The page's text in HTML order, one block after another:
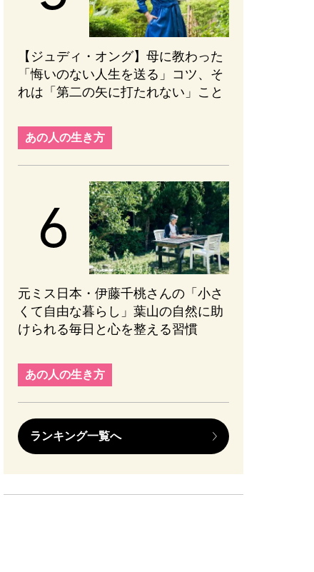
かれる【ネタ
#エンターテインメ
【ジュディ・オング】母に教わった
「悔いのない人生を送る」コツ、そ
れは「第二の矢に打たれない」こと
あの人の生き方
元ミス日本・伊藤千桃さんの「小さ
くて自由な暮らし」葉山の自然に助
けられる毎日と心を整える習慣
あの人の生き方
ランキング一覧へ